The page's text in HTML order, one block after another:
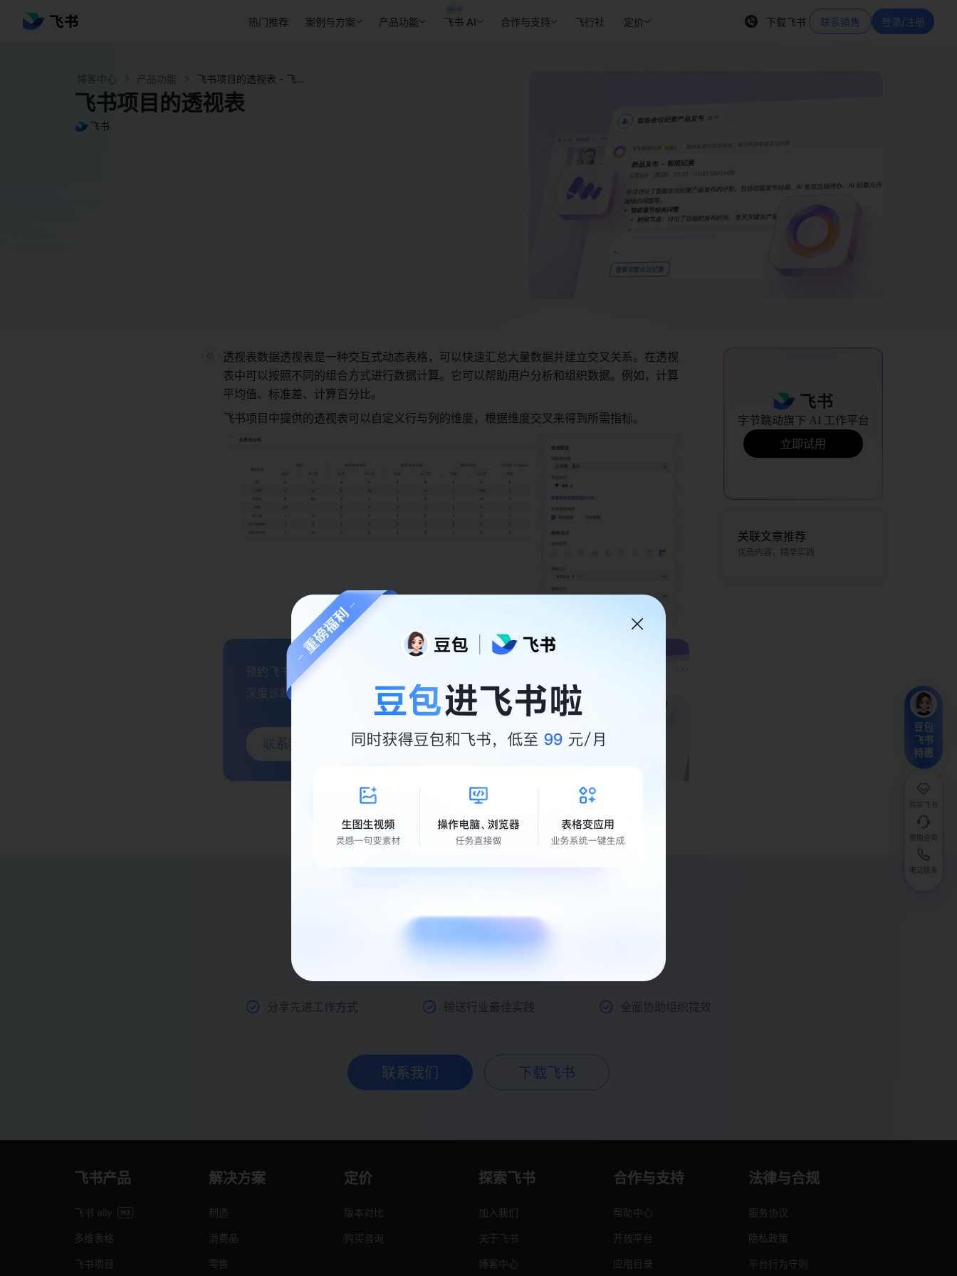
热门推荐 案例与方案 产品功能 飞书 AI 合作与支持 飞行社 定价 下载飞书 联系销售 登录/注册
博客中心 产品功能 飞书项目的透视表 - 飞书官网
飞书项目的透视表
飞书
透视表数据透视表是一种交互式动态表格，可以快速汇总大量数据并建立交叉关系。在透视
表中可以按照不同的组合方式进行数据计算。它可以帮助用户分析和组织数据。例如，计算
平均值、标准差、计算百分比。
飞书项目中提供的透视表可以自定义行与列的维度，根据维度交叉来得到所需指标。
预约飞书企业效能顾问
深度诊断企业痛点，定制专属 AI 办公方案
联系我们 立即试用
字节跳动旗下 AI 工作平台
立即试用
关联文章推荐
优质内容，精华实践
先进团队，先用飞书
欢迎联系我们，飞书效能顾问将为您提供全力支持
分享先进工作方式 输送行业最佳实践 全面协助组织提效
联系我们 下载飞书
飞书产品
飞书 aily
多维表格
飞书项目
解决方案
制造
消费品
零售
定价
版本对比
购买咨询
探索飞书
加入我们
关于飞书
博客中心
合作与支持
帮助中心
开放平台
应用目录
法律与合规
服务协议
隐私政策
平台行为守则
豆包
飞书
特惠
购买飞书
使用咨询
电话联系